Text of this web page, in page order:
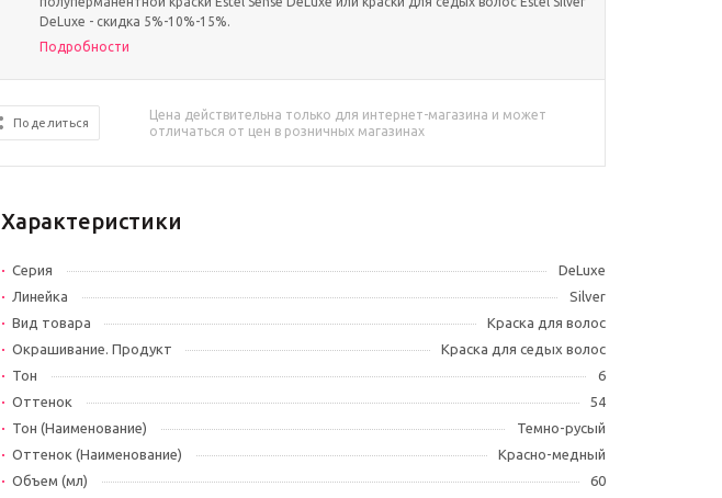
DeLuxe - скидка 5%-10%-15%.
Подробности
Поделиться
Цена действительна только для интернет-магазина и может
отличаться от цен в розничных магазинах
Характеристики
Серия
DeLuxe
Линейка
Silver
Вид товара
Краска для волос
Окрашивание. Продукт
Краска для седых волос
Тон
6
Оттенок
54
Тон (Наименование)
Темно-русый
Оттенок (Наименование)
Красно-медный
Объем (мл)
60